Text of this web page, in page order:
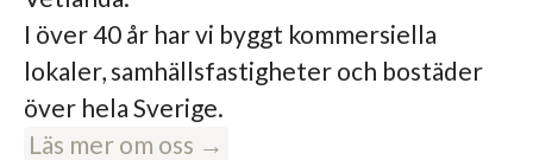
I över 40 år har vi byggt kommersiella
lokaler, samhällsfastigheter och bostäder
över hela Sverige.
Läs mer om oss →